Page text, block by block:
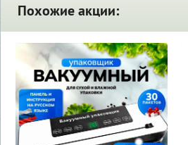
Похожие акции: